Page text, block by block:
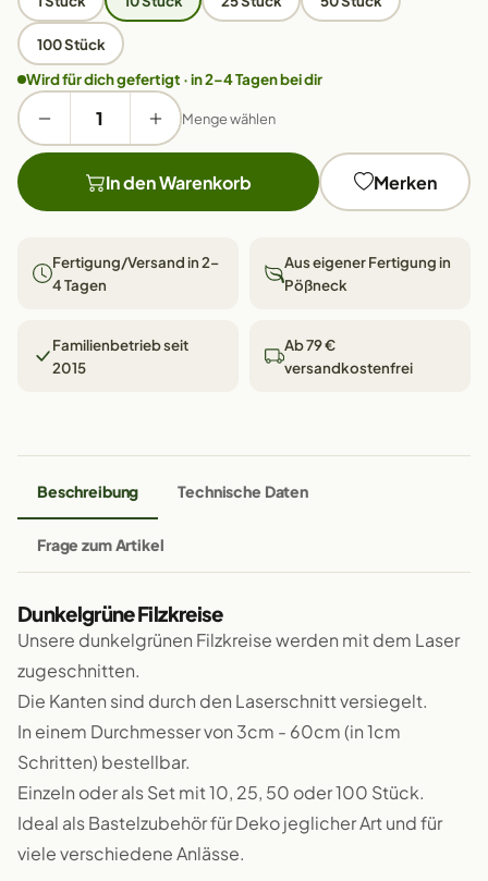
100 Stück
Wird für dich gefertigt · in 2–4 Tagen bei dir
Menge wählen
In den Warenkorb Merken
Fertigung/Versand in 2–
4 Tagen
Aus eigener Fertigung in
Pößneck
Familienbetrieb seit
2015
Ab 79 €
versandkostenfrei
Beschreibung Technische Daten
Frage zum Artikel
Dunkelgrüne Filzkreise
Unsere dunkelgrünen Filzkreise werden mit dem Laser
zugeschnitten.
Die Kanten sind durch den Laserschnitt versiegelt.
In einem Durchmesser von 3cm - 60cm (in 1cm
Schritten) bestellbar.
Einzeln oder als Set mit 10, 25, 50 oder 100 Stück.
Ideal als Bastelzubehör für Deko jeglicher Art und für
viele verschiedene Anlässe.